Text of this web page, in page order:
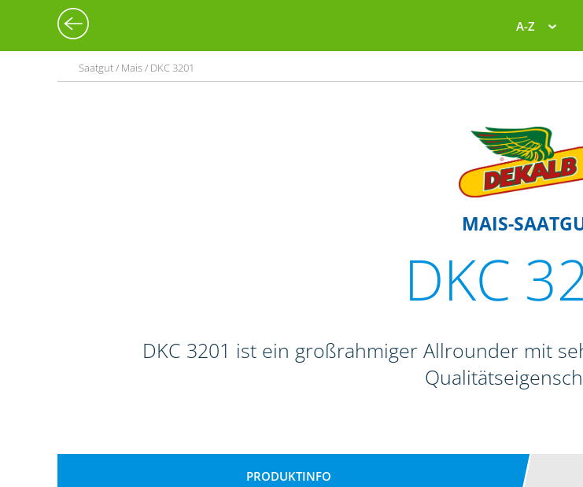
A-Z
Saatgut / Mais / DKC 3201
MAIS-
DKC
DKC 3201 ist ein großrahmiger Allrounder mit
PRODUKTINFO